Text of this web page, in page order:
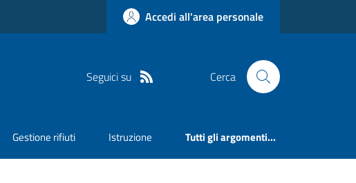
Accedi all'area personale
Seguici su Cerca
Gestione rifiuti Istruzione Tutti gli argomenti...